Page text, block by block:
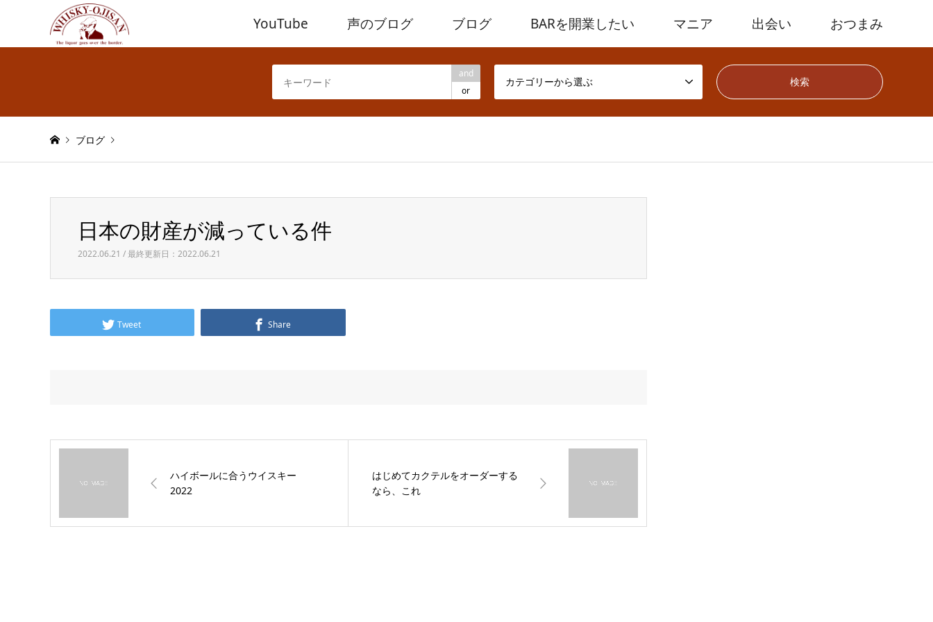
YouTube 声のブログ ブログ BARを開業したい マニア 出会い おつまみ
and
or
カテゴリーから選ぶ
ブログ
日本の財産が減っている件
日本の財産が減っている件
2022.06.21 / 最終更新日：2022.06.21
Tweet Share
ハイボールに合うウイスキー
2022
はじめてカクテルをオーダーする
なら、これ